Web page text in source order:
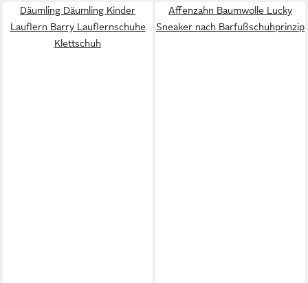
Däumling Däumling Kinder
Lauflern Barry Lauflernschuhe
Klettschuh
Affenzahn Baumwolle Lucky
Sneaker nach Barfußschuhprinzip